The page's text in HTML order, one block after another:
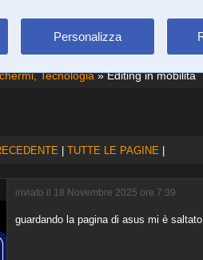
Personalizza
Tecnologia» Editing in mobilità
| TUTTE LE PAGINE |
inviato il 18 Novembre 2025 ore 7:39
guardando la pagina di asus mi è